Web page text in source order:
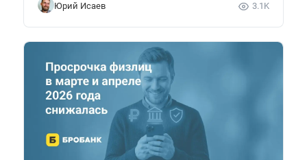
Юрий Исаев 3.1K